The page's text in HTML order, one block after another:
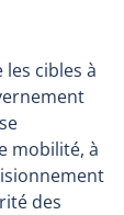
cibles à
mobilité, à
des